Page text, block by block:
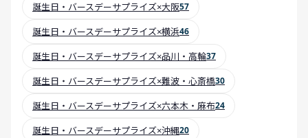
誕生日・バースデーサプライズ×大阪57
誕生日・バースデーサプライズ×横浜46
誕生日・バースデーサプライズ×品川・高輪37
誕生日・バースデーサプライズ×難波・心斎橋30
誕生日・バースデーサプライズ×六本木・麻布24
誕生日・バースデーサプライズ×沖縄20